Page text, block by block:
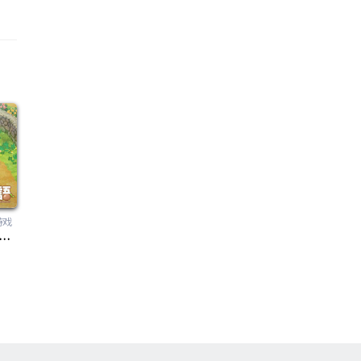
戏
DORAEMON Story of Seasons）